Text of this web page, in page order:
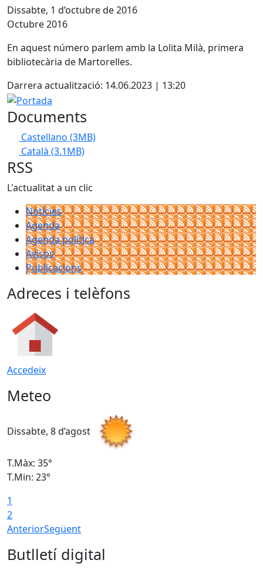
Dissabte, 1 d’octubre de 2016
Octubre 2016
En aquest número parlem amb la Lolita Milà, primera
bibliotecària de Martorelles.
Darrera actualització: 14.06.2023 | 13:20
Portada
Documents
Castellano (3MB)
Català (3.1MB)
RSS
L'actualitat a un clic
Notícies
Agenda
Agenda política
Avisos
Publicacions
Adreces i telèfons
Accedeix
Meteo
Dissabte, 8 d’agost
T.Màx: 35°
T.Min: 23°
1
2
AnteriorSegüent
Butlletí digital